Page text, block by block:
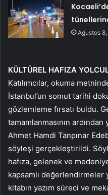
Ağustos
KÜLTÜREL HAFIZA
Katılımcılar, okuma
İstanbul’un somut tarihi
gözlemleme fırsatı buldu.
tamamlanmasının ardından
Ahmet Hamdi Tanpınar
söyleşi gerçekleştirildi.
hafıza, gelenek ve
kapsamlı değerlendirmeler
kitabın yazım süreci ve